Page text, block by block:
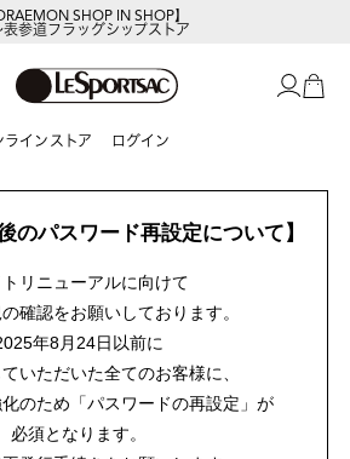
SHOP IN SHOP】
参道フラッグシップストア
ラインストア ログイン
のパスワード再設定について】
リニューアルに向けて
確認をお願いしております。
年8月24日以前に
いただいた全てのお客様に、
のため「パスワードの再設定」が
必須となります。